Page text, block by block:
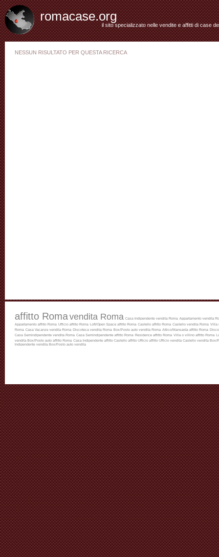
romacase.org
il sito specializzato nelle vendite e affitti di case
NESSUN RISULTATO PER QUESTA RICERCA
affitto Romavendita Roma Casa Indipendente vendita Roma Appartamento vendita
Appartamento affitto Roma
Ufficio affitto Roma Loft/Open Space affitto Roma Castello affitto Roma Castello vendita Roma Villa
Roma Casa Vacanze vendita Roma Discoteca vendita Roma Box/Posto auto vendita Roma Attico/Mansarda affitto Roma
Casa Semindipendente vendita Roma Casa Semindipendente affitto Roma Residence affitto Roma Villa o villino affitto Roma
vendita Box/Posto auto affitto Roma Casa Indipendente affitto Castello affitto Ufficio affitto Ufficio vendita Castello vendita Box/
Indipendente vendita Box/Posto auto vendita